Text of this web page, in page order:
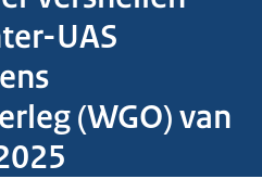
UAS
(WGO) van